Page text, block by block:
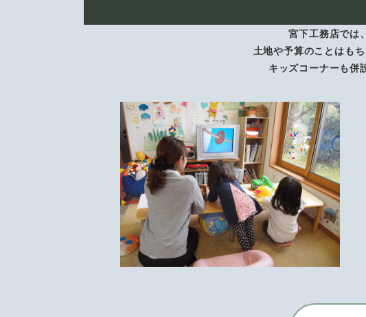
宮下工務店では
土地や予算のことはも
キッズコーナーも併